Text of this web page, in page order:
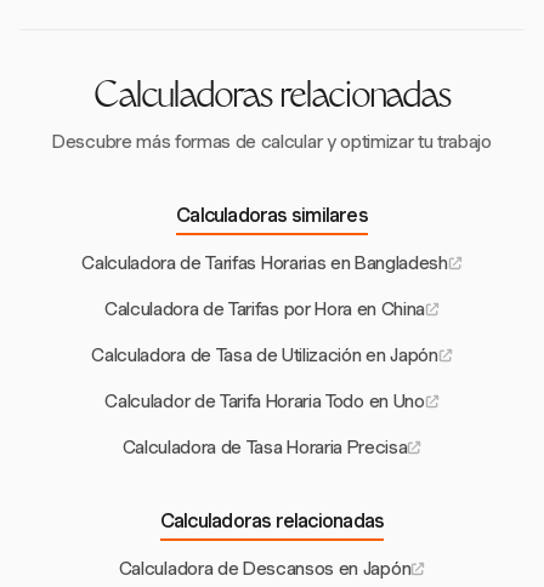
Calculadoras relacionadas
Descubre más formas de calcular y optimizar tu trabajo
Calculadoras similares
Calculadora de Tarifas Horarias en Bangladesh
Calculadora de Tarifas por Hora en China
Calculadora de Tasa de Utilización en Japón
Calculador de Tarifa Horaria Todo en Uno
Calculadora de Tasa Horaria Precisa
Calculadoras relacionadas
Calculadora de Descansos en Japón